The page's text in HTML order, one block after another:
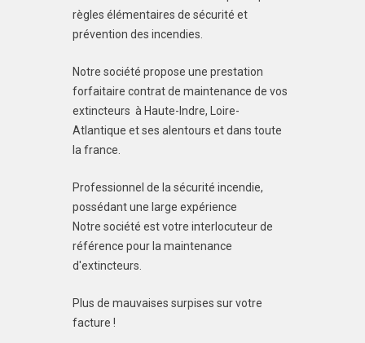
règles élémentaires de sécurité et
prévention des incendies.
Notre société propose une prestation
forfaitaire contrat de maintenance de vos
extincteurs à Haute-Indre, Loire-
Atlantique et ses alentours et dans toute
la france.
Professionnel de la sécurité incendie,
possédant une large expérience
Notre société est votre interlocuteur de
référence pour la maintenance
d'extincteurs.
Plus de mauvaises surpises sur votre
facture !